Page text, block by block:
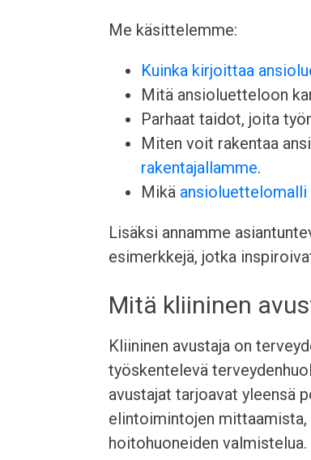
Me käsittelemme:
Kuinka kirjoittaa
Mitä ansioluetteloon
Parhaat taidot, joita
Miten voit rakentaa
rakentajallamme.
Mikä ansioluettelomalli
Lisäksi annamme
esimerkkejä, jotka
Mitä kliininen
Kliininen avustaja on
työskentelevä
avustajat tarjoavat yleensä
elintoimintojen
hoitohuoneiden